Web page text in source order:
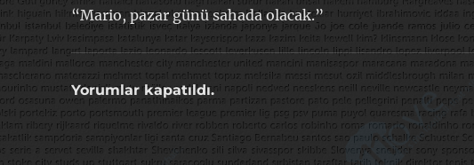
“Mario, pazar günü sahada olacak.”
Yorumlar kapatıldı.